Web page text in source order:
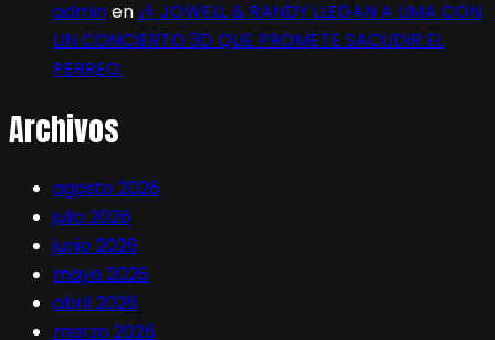
adminen 🎶 JOWELL & RANDY LLEGAN A LIMA CON
UN CONCIERTO 3D QUE PROMETE SACUDIR EL
PERREO:
Archivos
agosto 2026
julio 2026
junio 2026
mayo 2026
abril 2026
marzo 2026